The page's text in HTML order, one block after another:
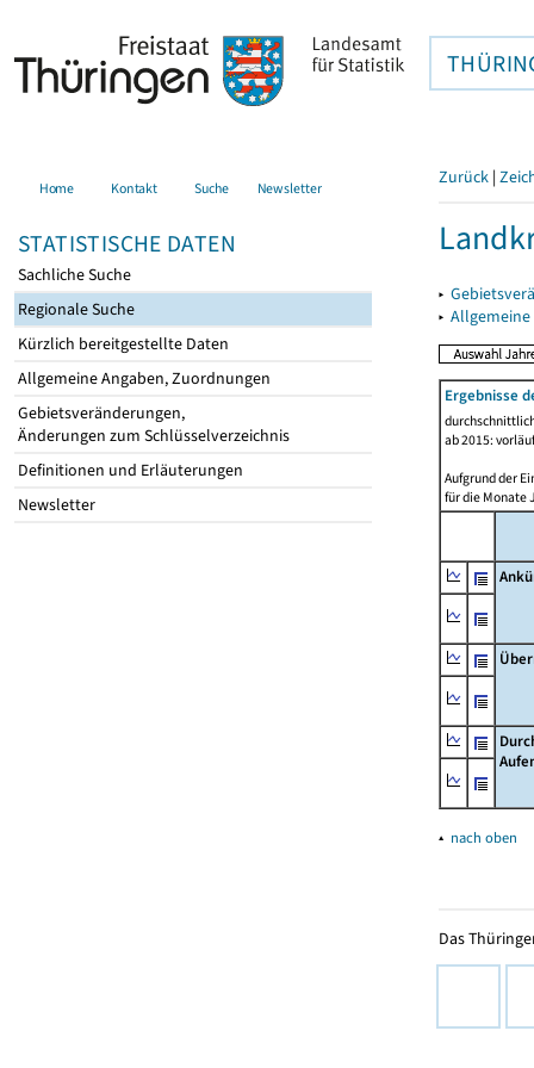
Home Kontakt Suche Newsletter
STATISTISCHE DATEN
Sachliche Suche
Regionale Suche
Kürzlich bereitgestellte Daten
Allgemeine Angaben, Zuordnungen
Gebietsveränderungen,
Änderungen zum Schlüsselverzeichnis
Definitionen und Erläuterungen
Newsletter
Zurück |
▸
▸
Ergebnisse
ab 2015:
Aufgrund der
für die Monate
▴ nach oben
Das